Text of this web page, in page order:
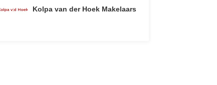
Kolpa van der Hoek Makelaars